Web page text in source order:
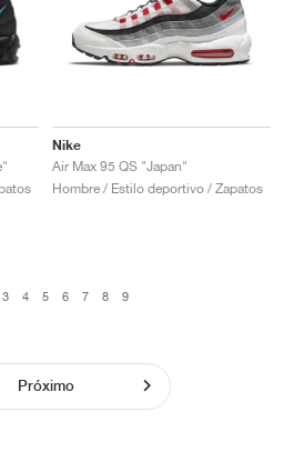
Nike
Air Max 95 QS "Japan"
Hombre / Estilo deportivo / Zapatos
3 4 5 6 7 8 9
Próximo